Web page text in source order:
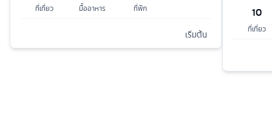
ที่เที่ยว มื้ออาหาร ที่พัก
เริ่มต้น
10
ที่เที่ยว